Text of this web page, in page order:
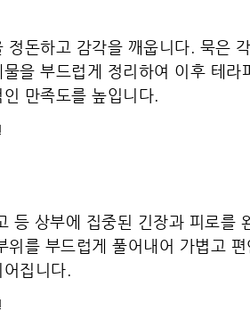
정돈하고 감각을 깨웁니다. 묵은
을 부드럽게 정리하여 이후 테라
만족도를 높입니다.
등 상부에 집중된 긴장과 피로를
위를 부드럽게 풀어내어 가볍고 편
집니다.